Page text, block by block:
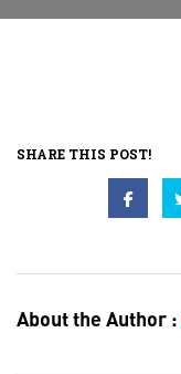
SHARE THIS POST!
About the Author :